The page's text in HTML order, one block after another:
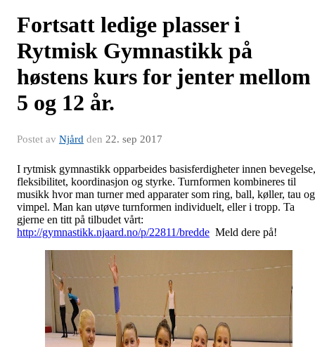
Fortsatt ledige plasser i
Rytmisk Gymnastikk på
høstens kurs for jenter mellom
5 og 12 år.
Postet av Njård den 22. sep 2017
I rytmisk gymnastikk opparbeides basisferdigheter innen bevegelse,
fleksibilitet, koordinasjon og styrke. Turnformen kombineres til
musikk hvor man turner med apparater som ring, ball, køller, tau og
vimpel. Man kan utøve turnformen individuelt, eller i tropp. Ta
gjerne en titt på tilbudet vårt:
http://gymnastikk.njaard.no/p/22811/bredde Meld dere på!